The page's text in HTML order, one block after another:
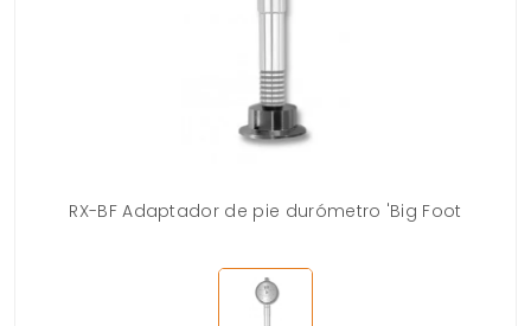
RX-BF Adaptador de pie durómetro 'Big Foot